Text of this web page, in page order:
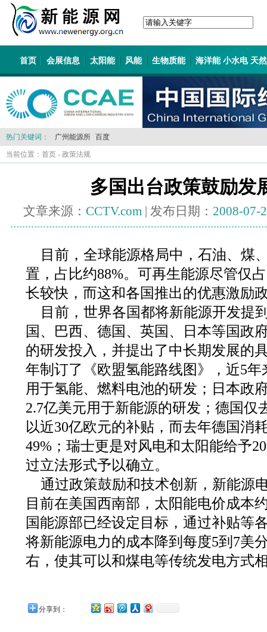
首页 会展信息 太阳能 风能 生物质能 海洋能 小水电 天
热门关键词： 广州能源所 百度
当前位置： 首页 - 政策法规
多国出台政策鼓励发
文章来源： CCTV.com | 发布日期： 2008-07-
目前，全球能源格局中，石油、煤
置，占比约88%。可再生能源尽管仅
长较快，而这和各国推出的优惠激励
目前，世界各国都将新能源开发提
国、巴西、德国、英国、日本等国政
的研发投入，并提出了中长期发展的
年制订了《欧盟氢能路线图》，近5
用于氢能、燃料电池的研发；日本政
2.7亿美元用于新能源的研发；德国仅
以近30亿欧元的补贴，而去年德国消
49%；瑞士更是对风电和太阳能给予
过立法形式予以确立。
通过政策鼓励和技术创新，新能源
目前在美国西南部，太阳能电价成本
国能源部已经设定目标，通过补贴等
将新能源电力的成本降到每度5到7美
右，使其可以和煤电等传统发电方式
分享到：